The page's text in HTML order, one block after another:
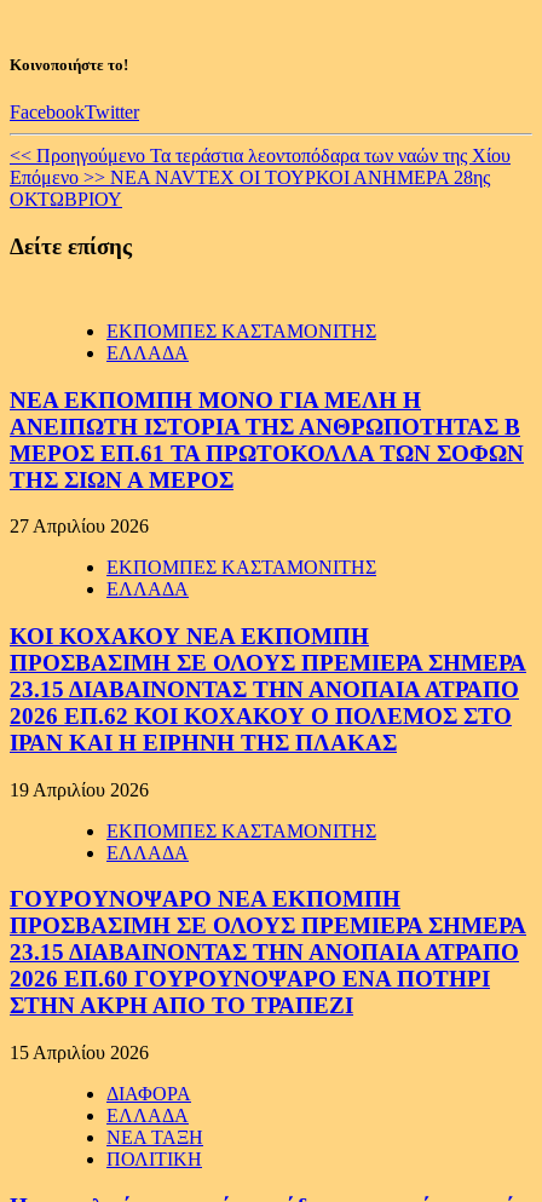
Κοινοποιήστε το!
FacebookTwitter
Continue
Reading
<< Προηγούμενο Τα τεράστια λεοντοπόδαρα των ναών της Χίου
Επόμενο >> ΝΕΑ NAVTEX ΟΙ ΤΟΥΡΚΟΙ ΑΝΗΜΕΡΑ 28ης
ΟΚΤΩΒΡΙΟΥ
Δείτε επίσης
ΕΚΠΟΜΠΕΣ ΚΑΣΤΑΜΟΝΙΤΗΣ
ΕΛΛΑΔΑ
ΝΕΑ ΕΚΠΟΜΠΗ ΜΟΝΟ ΓΙΑ ΜΕΛΗ Η
ΑΝΕΙΠΩΤΗ ΙΣΤΟΡΙΑ ΤΗΣ ΑΝΘΡΩΠΟΤΗΤΑΣ Β
ΜΕΡΟΣ ΕΠ.61 ΤΑ ΠΡΩΤΟΚΟΛΛΑ ΤΩΝ ΣΟΦΩΝ
ΤΗΣ ΣΙΩΝ Α ΜΕΡΟΣ
27 Απριλίου 2026
ΕΚΠΟΜΠΕΣ ΚΑΣΤΑΜΟΝΙΤΗΣ
ΕΛΛΑΔΑ
ΚΟΙ ΚΟΧΑΚΟΥ ΝΕΑ ΕΚΠΟΜΠΗ
ΠΡΟΣΒΑΣΙΜΗ ΣΕ ΟΛΟΥΣ ΠΡΕΜΙΕΡΑ ΣΗΜΕΡΑ
23.15 ΔΙΑΒΑΙΝΟΝΤΑΣ ΤΗΝ ΑΝΟΠΑΙΑ ΑΤΡΑΠΟ
2026 ΕΠ.62 ΚΟΙ ΚΟΧΑΚΟΥ Ο ΠΟΛΕΜΟΣ ΣΤΟ
ΙΡΑΝ ΚΑΙ Η ΕΙΡΗΝΗ ΤΗΣ ΠΛΑΚΑΣ
19 Απριλίου 2026
ΕΚΠΟΜΠΕΣ ΚΑΣΤΑΜΟΝΙΤΗΣ
ΕΛΛΑΔΑ
ΓΟΥΡΟΥΝΟΨΑΡΟ ΝΕΑ ΕΚΠΟΜΠΗ
ΠΡΟΣΒΑΣΙΜΗ ΣΕ ΟΛΟΥΣ ΠΡΕΜΙΕΡΑ ΣΗΜΕΡΑ
23.15 ΔΙΑΒΑΙΝΟΝΤΑΣ ΤΗΝ ΑΝΟΠΑΙΑ ΑΤΡΑΠΟ
2026 ΕΠ.60 ΓΟΥΡΟΥΝΟΨΑΡΟ ΕΝΑ ΠΟΤΗΡΙ
ΣΤΗΝ ΑΚΡΗ ΑΠΟ ΤΟ ΤΡΑΠΕΖΙ
15 Απριλίου 2026
ΔΙΑΦΟΡΑ
ΕΛΛΑΔΑ
ΝΕΑ ΤΑΞΗ
ΠΟΛΙΤΙΚΗ